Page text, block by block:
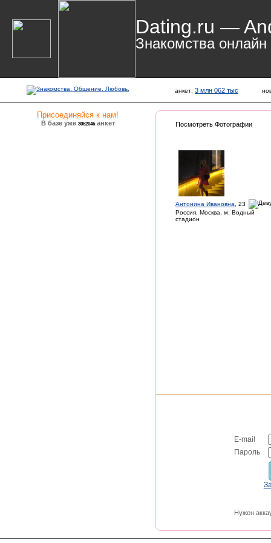
Dating.ru —
Знакомства онлайн
анкет: 3 млн 062 тыс
Присоединяйся к нам!
В базе уже 3062046анкет Посмотреть Фотографии
Антонина Ивановна , 23
Россия, Москва, м. Водный
стадион
E-mail
Пароль
Нужен